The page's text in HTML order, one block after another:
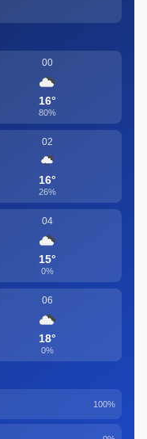
00
16°
80%
02
16°
26%
04
15°
0%
06
18°
0%
100%